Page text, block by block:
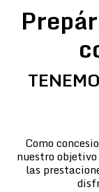
Como
nuestro
las